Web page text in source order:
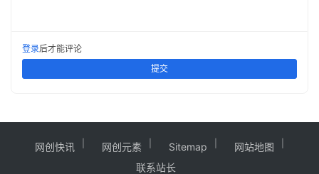
登录后才能评论
提交
网创快讯 网创元素 Sitemap
网站地图
联系站长